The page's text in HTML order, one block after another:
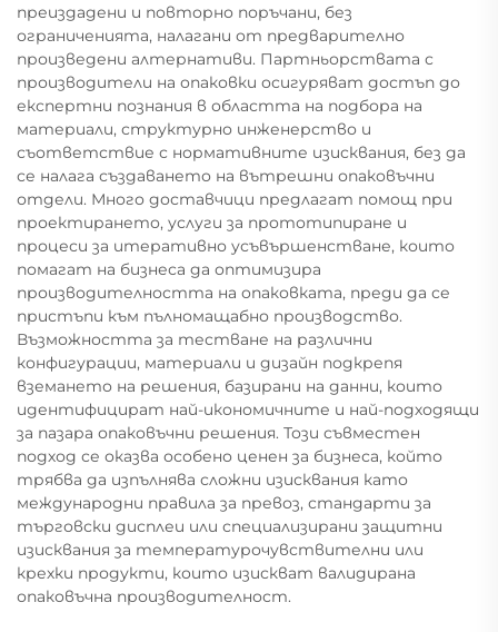
преиздадени и повторно поръчани, без
ограниченията, налагани от предварително
произведени алтернативи. Партньорствата с
производители на опаковки осигуряват достъп до
експертни познания в областта на подбора на
материали, структурно инженерство и
съответствие с нормативните изисквания, без да
се налага създаването на вътрешни опаковъчни
отдели. Много доставчици предлагат помощ при
проектирането, услуги за прототипиране и
процеси за итеративно усъвършенстване, които
помагат на бизнеса да оптимизира
производителността на опаковката, преди да се
пристъпи към пълномащабно производство.
Възможността за тестване на различни
конфигурации, материали и дизайн подкрепя
вземането на решения, базирани на данни, които
идентифицират най-икономичните и най-подходящи
за пазара опаковъчни решения. Този съвместен
подход се оказва особено ценен за бизнеса, който
трябва да изпълнява сложни изисквания като
международни правила за превоз, стандарти за
търговски дисплеи или специализирани защитни
изисквания за температурочувствителни или
крехки продукти, които изискват валидирана
опаковъчна производителност.